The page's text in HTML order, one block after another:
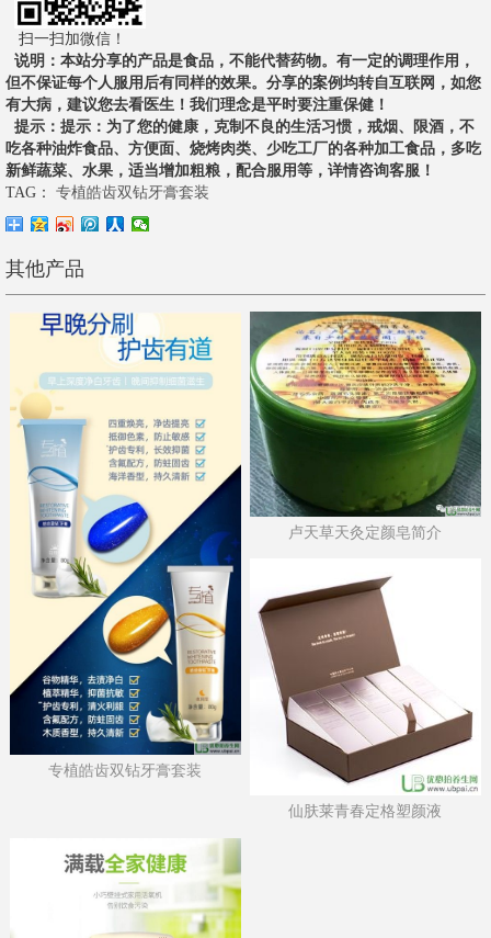
扫一扫加微信！
说明 ：本站分享的产品是食品，不能代替药物。有一定的调理作用，
但不保证每个人服用后有同样的效果。分享的案例均转自互联网，如您
有大病，建议您去看医生！我们理念是平时要注重保健！
提示 ：提示：为了您的健康，克制不良的生活习惯，戒烟、限酒，不
吃各种油炸食品、方便面、烧烤肉类、少吃工厂的各种加工食品，多吃
新鲜蔬菜、水果，适当增加粗粮，配合服用等，详情咨询客服！
TAG：
专植皓齿双钻牙膏套装
其他产品
专植皓齿双钻牙膏套装
卢天草天灸定颜皂简介
仙肤莱青春定格塑颜液